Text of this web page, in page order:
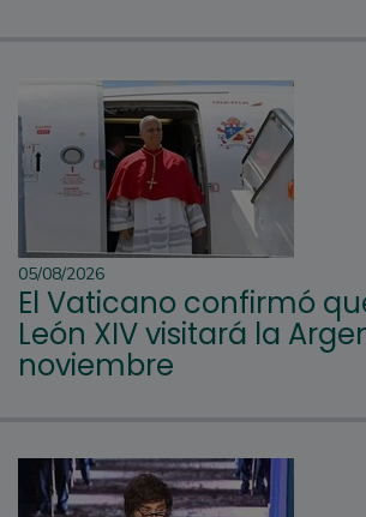
05/08/2026
El Vaticano confirmó
León XIV visitará la
noviembre